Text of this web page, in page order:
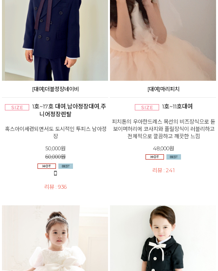
[대여]더블정장네이비
1호~17호 대여,남아정장대여,주
니어정장렌탈
혹스아이세련되면서도 도시적인 투피스 남아정
장
50,000원
60,000원
리뷰 : 936
[대여]마리피치
1호~11호대여
피치톤의 우아한드레스 목선의 비즈장식으로 돋
보이며허리에 코사지와 플릴장식이 러블리하고
전체적으로 깔끔하고 깨끗한 느낌
48,000원
리뷰 : 241